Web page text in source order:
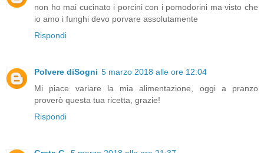
non ho mai cucinato i porcini con i pomodorini ma visto che
io amo i funghi devo porvare assolutamente
Rispondi
Polvere diSogni 5 marzo 2018 alle ore 12:04
Mi piace variare la mia alimentazione, oggi a pranzo
proverò questa tua ricetta, grazie!
Rispondi